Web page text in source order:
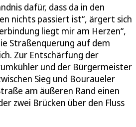
dafür, dass da in den
nichts passiert ist“, ärgert sich
liegt mir am Herzen“,
Straßenquerung auf dem
Zur Entschärfung der
und der Bürgermeister
Sieg und Bouraueler
am äußeren Rand einen
zwei Brücken über den Fluss